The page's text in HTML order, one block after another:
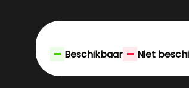
- Beschikbaar - Niet